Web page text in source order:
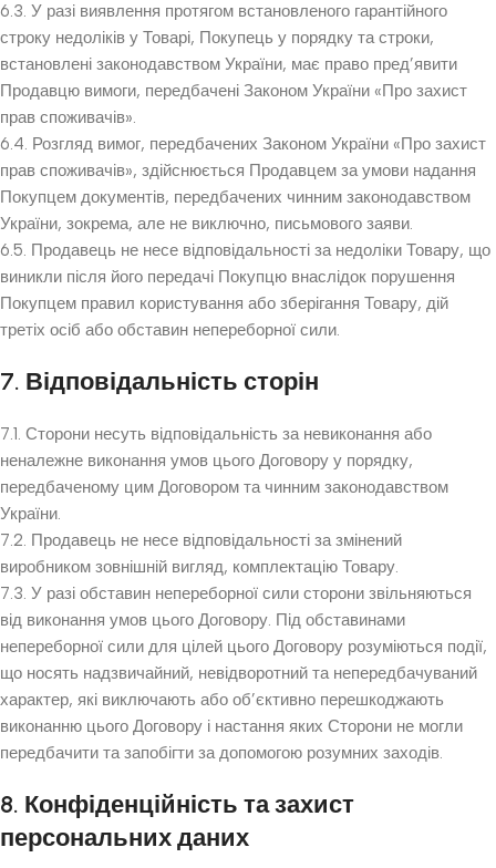
6.3. У разі виявлення протягом встановленого гарантійного
строку недоліків у Товарі, Покупець у порядку та строки,
встановлені законодавством України, має право пред’явити
Продавцю вимоги, передбачені Законом України «Про захист
прав споживачів».
6.4. Розгляд вимог, передбачених Законом України «Про захист
прав споживачів», здійснюється Продавцем за умови надання
Покупцем документів, передбачених чинним законодавством
України, зокрема, але не виключно, письмового заяви.
6.5. Продавець не несе відповідальності за недоліки Товару, що
виникли після його передачі Покупцю внаслідок порушення
Покупцем правил користування або зберігання Товару, дій
третіх осіб або обставин непереборної сили.
7. Відповідальність сторін
7.1. Сторони несуть відповідальність за невиконання або
неналежне виконання умов цього Договору у порядку,
передбаченому цим Договором та чинним законодавством
України.
7.2. Продавець не несе відповідальності за змінений
виробником зовнішній вигляд, комплектацію Товару.
7.3. У разі обставин непереборної сили сторони звільняються
від виконання умов цього Договору. Під обставинами
непереборної сили для цілей цього Договору розуміються події,
що носять надзвичайний, невідворотний та непередбачуваний
характер, які виключають або об’єктивно перешкоджають
виконанню цього Договору і настання яких Сторони не могли
передбачити та запобігти за допомогою розумних заходів.
8. Конфіденційність та захист
персональних даних